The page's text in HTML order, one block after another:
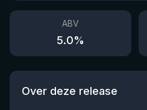
ABV
5.0%
Over deze release